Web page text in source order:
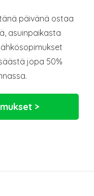
päivänä ostaa
asuinpaikasta
jopa 50%
>